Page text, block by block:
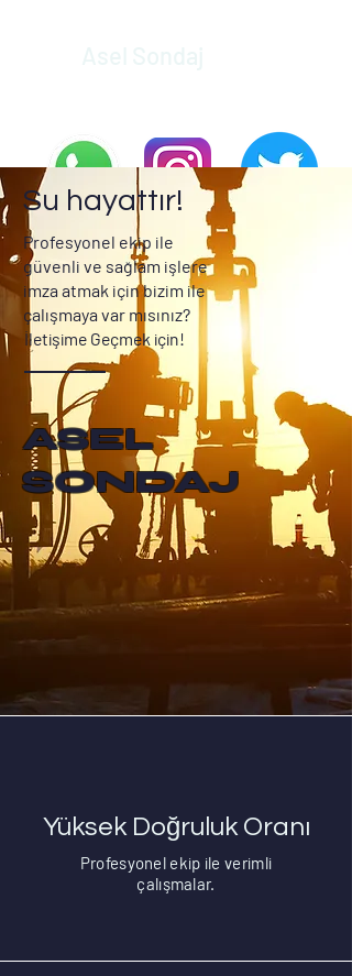
Su hayattır!
Profesyonel ekip ile
güvenli ve sağlam işlere
imza atmak için bizim ile
çalışmaya var mısınız?
İletişime Geçmek için!
ASEL
SONDAJ
Yüksek Doğruluk Oranı
Profesyonel ekip ile verimli
çalışmalar.